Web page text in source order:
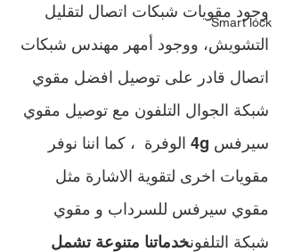
Smart lock
وجود مقويات شبكات اتصال لتقليل
التشويش، ووجود أمهر مهندس شبكات
اتصال قادر على توصيل افضل مقوي
شبكة الجوال التلفون مع توصيل مقوي
سيرفس 4g الوفرة  ، كما اننا نوفر
مقويات اخرى لتقوية الاشارة مثل
مقوي سيرفس للسرداب و مقوي
شبكة التلفونخدماتنا متنوعة تشمل